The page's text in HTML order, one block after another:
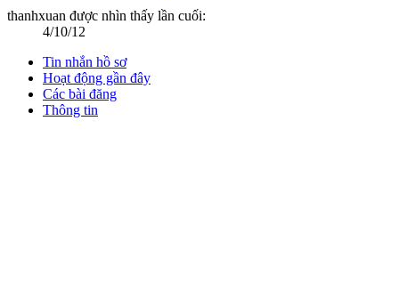
thanhxuan được nhìn thấy lần cuối:
4/10/12
Tin nhắn hồ sơ
Hoạt động gần đây
Các bài đăng
Thông tin